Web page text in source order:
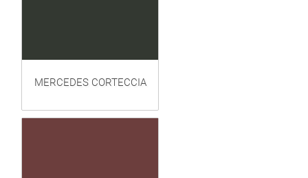
MERCEDES CORTECCIA